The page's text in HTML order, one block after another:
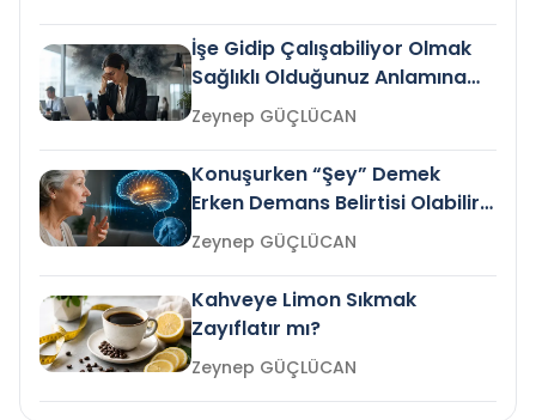
İşe Gidip Çalışabiliyor Olmak
Sağlıklı Olduğunuz Anlamına
Gelir mi?Zeynep GÜÇLÜCAN
Konuşurken “Şey” Demek
Erken Demans Belirtisi Olabilir
mi?
Zeynep GÜÇLÜCAN
Kahveye Limon Sıkmak
Zayıflatır mı?
Zeynep GÜÇLÜCAN